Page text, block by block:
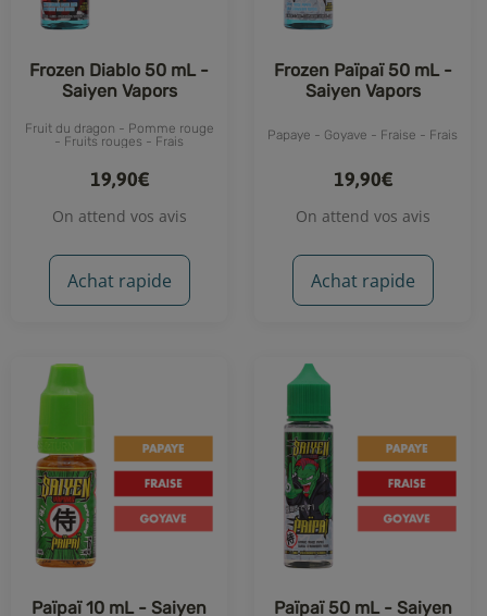
Frozen Diablo 50 mL -
Saiyen Vapors
Fruit du dragon - Pomme rouge
- Fruits rouges - Frais
19,90€
On attend vos avis
Achat rapide
Frozen Païpaï 50 mL -
Saiyen Vapors
Papaye - Goyave - Fraise - Frais
19,90€
On attend vos avis
Achat rapide
Païpaï 10 mL - Saiyen
Païpaï 50 mL - Saiyen